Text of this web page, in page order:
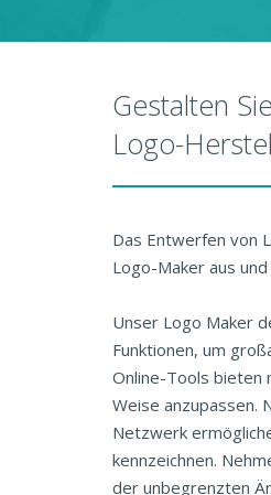
Gestalten
Logo-
Das Entwerfen von
Logo-Maker aus
Unser Logo Maker
Funktionen, um
Online-Tools bieten
Weise anzupassen.
Netzwerk
kennzeichnen.
der unbegrenzten